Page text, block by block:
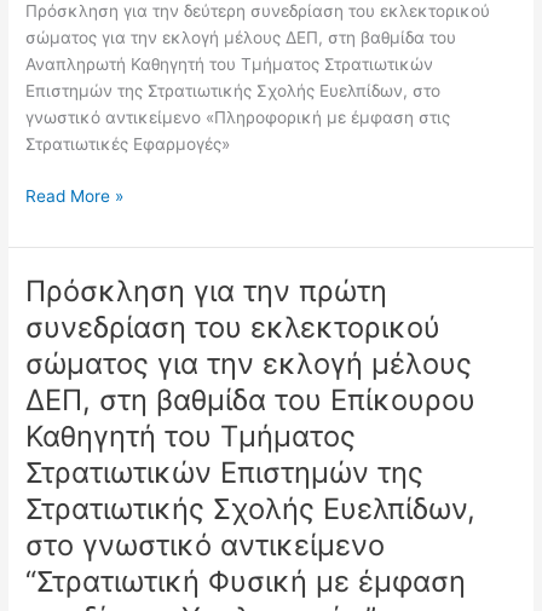
Πρόσκληση για την δεύτερη συνεδρίαση του εκλεκτορικού
σώματος για την εκλογή μέλους ΔΕΠ, στη βαθμίδα του
Αναπληρωτή Καθηγητή του Τμήματος Στρατιωτικών
Επιστημών της Στρατιωτικής Σχολής Ευελπίδων, στο
γνωστικό αντικείμενο «Πληροφορική με έμφαση στις
Στρατιωτικές Εφαρμογές»
Αναπληρωτή
Καθηγητή
του
Τμήματος
Στρατιωτικών
Επιστημών
Στρατιωτικής
στο
γνωστικό
αντικείμενο
«Πληροφορική
με
έμφαση
στις
Στρατιωτικές
Εφαρμογές»
Read More »
Πρόσκληση για την πρώτη
συνεδρίαση του εκλεκτορικού
σώματος για την εκλογή μέλους
ΔΕΠ, στη βαθμίδα του Επίκουρου
Καθηγητή του Τμήματος
Στρατιωτικών Επιστημών της
Στρατιωτικής Σχολής Ευελπίδων,
στο γνωστικό αντικείμενο
“Στρατιωτική Φυσική με έμφαση
Πρόσκληση
για
την
πρώτη
συνεδρίαση
εκλεκτορικού
σώματος
για
την
εκλογή
μέλους